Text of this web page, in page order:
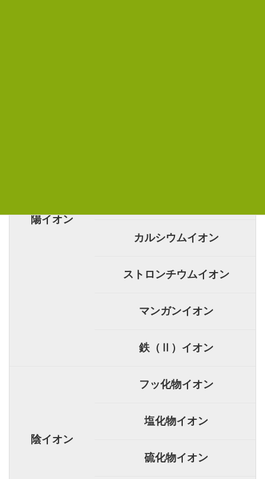
陽イオン
カルシウムイオン
ストロンチウムイオン
マンガンイオン
鉄（Ⅱ）イオン
陰イオン
フッ化物イオン
塩化物イオン
硫化物イオン